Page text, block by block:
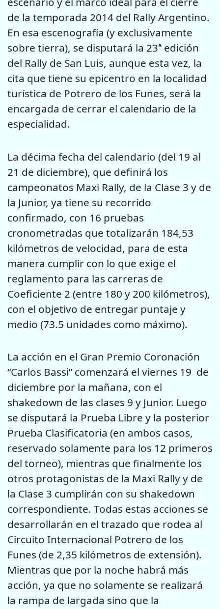
de la temporada 2014 del Rally Argentino.
En esa escenografía (y exclusivamente
sobre tierra), se disputará la 23ª edición
del Rally de San Luis, aunque esta vez, la
cita que tiene su epicentro en la localidad
turística de Potrero de los Funes, será la
encargada de cerrar el calendario de la
especialidad.
La décima fecha del calendario (del 19 al
21 de diciembre), que definirá los
campeonatos Maxi Rally, de la Clase 3 y de
la Junior, ya tiene su recorrido
confirmado, con 16 pruebas
cronometradas que totalizarán 184,53
kilómetros de velocidad, para de esta
manera cumplir con lo que exige el
reglamento para las carreras de
Coeficiente 2 (entre 180 y 200 kilómetros),
con el objetivo de entregar puntaje y
medio (73.5 unidades como máximo).
La acción en el Gran Premio Coronación
“Carlos Bassi” comenzará el viernes 19 de
diciembre por la mañana, con el
shakedown de las clases 9 y Junior. Luego
se disputará la Prueba Libre y la posterior
Prueba Clasificatoria (en ambos casos,
reservado solamente para los 12 primeros
del torneo), mientras que finalmente los
otros protagonistas de la Maxi Rally y de
la Clase 3 cumplirán con su shakedown
correspondiente. Todas estas acciones se
desarrollarán en el trazado que rodea al
Circuito Internacional Potrero de los
Funes (de 2,35 kilómetros de extensión).
Mientras que por la noche habrá más
acción, ya que no solamente se realizará
la rampa de largada sino que la